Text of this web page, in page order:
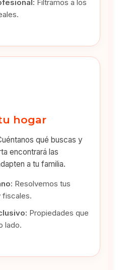
Filtramos a los
hogar
qué buscas y
encontrará las
a tu familia.
Resolvemos tus
fiscales.
Propiedades que
lado.